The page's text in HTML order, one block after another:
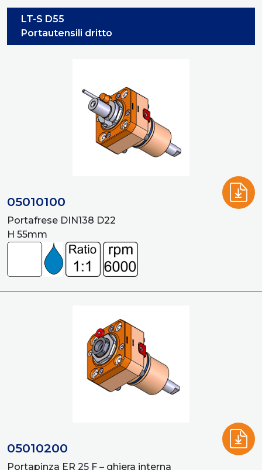
LT-S D55
Portautensili dritto
05010100
Portafrese DIN138 D22
H 55mm
05010200
Portapinza ER 25 F – ghiera interna